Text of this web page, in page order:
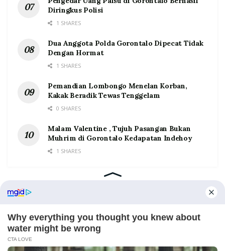
Diringkus Polisi
1 SHARES
Dua Anggota Polda Gorontalo Dipecat Tidak
Dengan Hormat
1 SHARES
Pemandian Lombongo Menelan Korban,
Kakak Beradik Tewas Tenggelam
0 SHARES
Malam Valentine , Tujuh Pasangan Bukan
Muhrim di Gorontalo Kedapatan Indehoy
1 SHARES
Home Tentang Kontak Redaksi Pedoman Media Siber